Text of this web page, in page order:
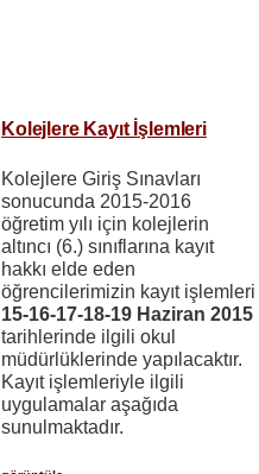
Kolejlere Kayıt İşlemleri
Kolejlere Giriş Sınavları
sonucunda 2015-2016
öğretim yılı için kolejlerin
altıncı (6.) sınıflarına kayıt
hakkı elde eden
öğrencilerimizin kayıt işlemleri
15-16-17-18-19 Haziran 2015
tarihlerinde ilgili okul
müdürlüklerinde yapılacaktır.
Kayıt işlemleriyle ilgili
uygulamalar aşağıda
sunulmaktadır.